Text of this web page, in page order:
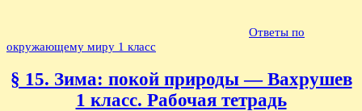
Ответы по
окружающему миру 1 класс
§ 15. Зима: покой природы — Вахрушев
1 класс. Рабочая тетрадь